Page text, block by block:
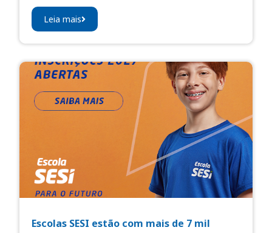
Leia mais
Escolas SESI estão com mais de 7 mil